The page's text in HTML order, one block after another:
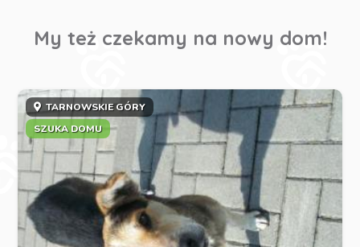
My też czekamy na nowy dom!
TARNOWSKIE GÓRY
SZUKA DOMU